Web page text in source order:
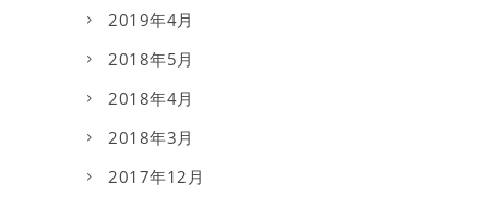
2019年4月
2018年5月
2018年4月
2018年3月
2017年12月